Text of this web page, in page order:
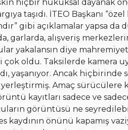
hiçbir hukuksal dayanak
taşıdı. İTEO Başkanı “özel
gibi açıklamalar yapsa da
garlarda, alışveriş
yakalansın diye
oldu. Taksilerde kamera
yaşanıyor. Ancak hiçbirinde
Amaç sürücülere
kayıtları sadece ve
görüntüsü ne
kaydının önünü kapamış